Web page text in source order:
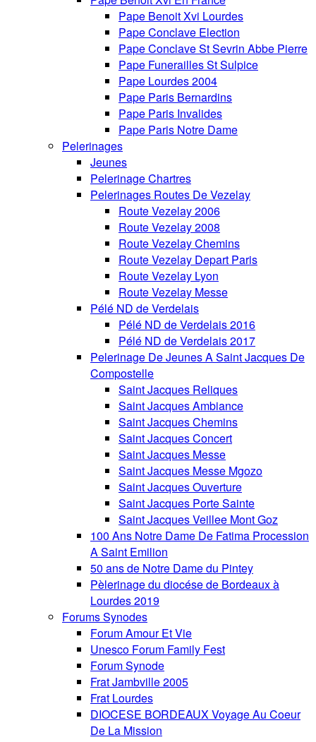
Pape Benoit Xvi Lourdes
Pape Conclave Election
Pape Conclave St Sevrin Abbe Pierre
Pape Funerailles St Sulpice
Pape Lourdes 2004
Pape Paris Bernardins
Pape Paris Invalides
Pape Paris Notre Dame
Pelerinages
Jeunes
Pelerinage Chartres
Pelerinages Routes De Vezelay
Route Vezelay 2006
Route Vezelay 2008
Route Vezelay Chemins
Route Vezelay Depart Paris
Route Vezelay Lyon
Route Vezelay Messe
Pélé ND de Verdelais
Pélé ND de Verdelais 2016
Pélé ND de Verdelais 2017
Pelerinage De Jeunes A Saint Jacques De
Compostelle
Saint Jacques Reliques
Saint Jacques Ambiance
Saint Jacques Chemins
Saint Jacques Concert
Saint Jacques Messe
Saint Jacques Messe Mgozo
Saint Jacques Ouverture
Saint Jacques Porte Sainte
Saint Jacques Veillee Mont Goz
100 Ans Notre Dame De Fatima Procession
A Saint Emilion
50 ans de Notre Dame du Pintey
Pèlerinage du diocése de Bordeaux à
Lourdes 2019
Forums Synodes
Forum Amour Et Vie
Unesco Forum Family Fest
Forum Synode
Frat Jambville 2005
Frat Lourdes
DIOCESE BORDEAUX Voyage Au Coeur
De La Mission